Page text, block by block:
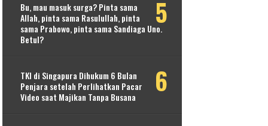
Bu, mau masuk surga? Pinta sama
Allah, pinta sama Rasulullah, pinta
sama Prabowo, pinta sama Sandiaga Uno.
Betul?
TKI di Singapura Dihukum 6 Bulan
Penjara setelah Perlihatkan Pacar
Video saat Majikan Tanpa Busana